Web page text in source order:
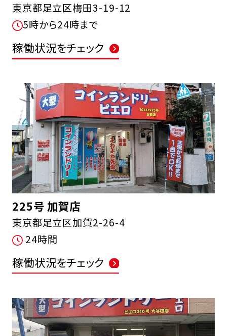
東京都足立区梅田3-19-12
5時から24時まで
稼働状況をチェック
225号 加賀店
東京都足立区加賀2-26-4
24時間
稼働状況をチェック